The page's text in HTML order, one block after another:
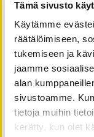
Tämä sivusto
Käytämme
räätälöimiseen,
tukemiseen ja
jaamme
alan
sivustoamme.
tietoja muihin
kerätty, kun olet
15.06.2024
Löytyisikö
hoitotyön
13.06.2024
10.06.2024
Unravelling the